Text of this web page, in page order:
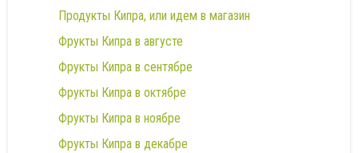
Продукты Кипра, или идем в магазин
Фрукты Кипра в августе
Фрукты Кипра в сентябре
Фрукты Кипра в октябре
Фрукты Кипра в ноябре
Фрукты Кипра в декабре